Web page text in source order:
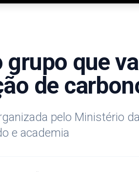
grupo que
de
pelo Ministério
e academia